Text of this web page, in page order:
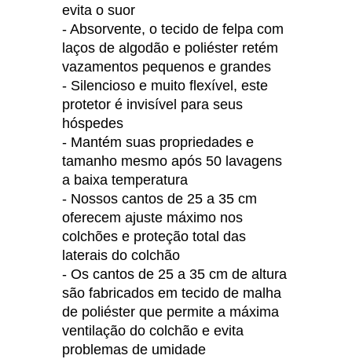
evita o suor
- Absorvente, o tecido de felpa com
laços de algodão e poliéster retém
vazamentos pequenos e grandes
- Silencioso e muito flexível, este
protetor é invisível para seus
hóspedes
- Mantém suas propriedades e
tamanho mesmo após 50 lavagens
a baixa temperatura
- Nossos cantos de 25 a 35 cm
oferecem ajuste máximo nos
colchões e proteção total das
laterais do colchão
- Os cantos de 25 a 35 cm de altura
são fabricados em tecido de malha
de poliéster que permite a máxima
ventilação do colchão e evita
problemas de umidade